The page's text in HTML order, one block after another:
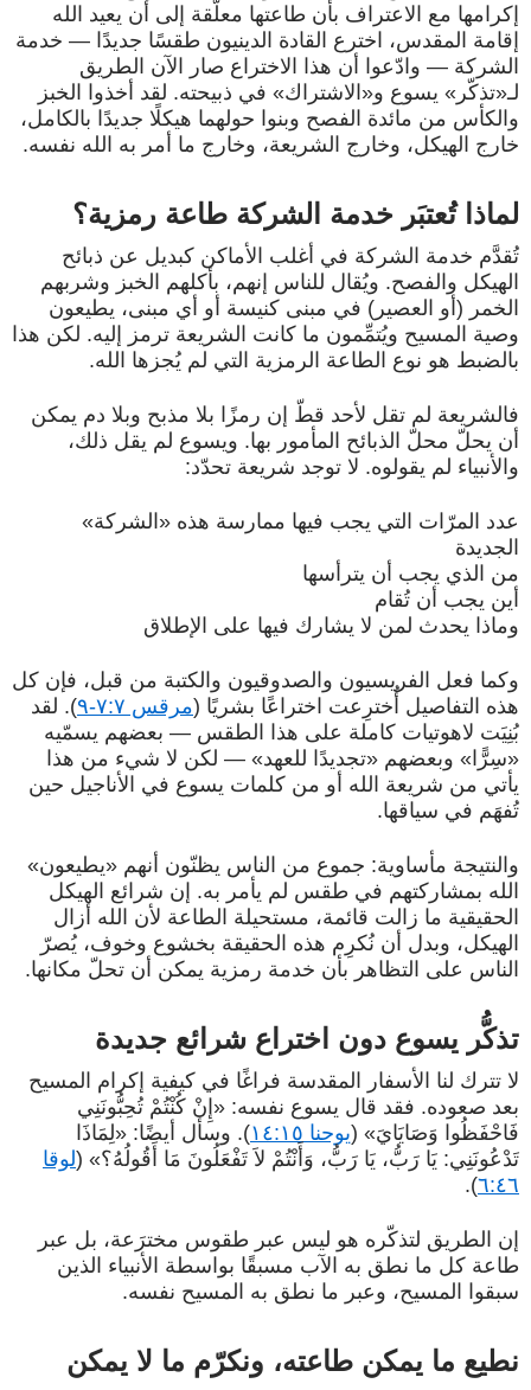
إكرامها مع الاعتراف بأن طاعتها معلّقة إلى أن يعيد الله
إقامة المقدس، اخترع القادة الدينيون طقسًا جديدًا — خدمة
الشركة — وادّعوا أن هذا الاختراع صار الآن الطريق
لـ«تذكّر» يسوع و«الاشتراك» في ذبيحته. لقد أخذوا الخبز
والكأس من مائدة الفصح وبنوا حولهما هيكلًا جديدًا بالكامل،
خارج الهيكل، وخارج الشريعة، وخارج ما أمر به الله نفسه.
لماذا تُعتبَر خدمة الشركة طاعة رمزية؟
تُقدَّم خدمة الشركة في أغلب الأماكن كبديل عن ذبائح
الهيكل والفصح. ويُقال للناس إنهم، بأكلهم الخبز وشربهم
الخمر (أو العصير) في مبنى كنيسة أو أي مبنى، يطيعون
وصية المسيح ويُتمِّمون ما كانت الشريعة ترمز إليه. لكن هذا
بالضبط هو نوع الطاعة الرمزية التي لم يُجزها الله.
فالشريعة لم تقل لأحد قطّ إن رمزًا بلا مذبح وبلا دم يمكن
أن يحلّ محلّ الذبائح المأمور بها. ويسوع لم يقل ذلك،
والأنبياء لم يقولوه. لا توجد شريعة تحدّد:
عدد المرّات التي يجب فيها ممارسة هذه «الشركة»
الجديدة
من الذي يجب أن يترأسها
أين يجب أن تُقام
وماذا يحدث لمن لا يشارك فيها على الإطلاق
وكما فعل الفريسيون والصدوقيون والكتبة من قبل، فإن كل
هذه التفاصيل أُخترِعت اختراعًا بشريًا (مرقس ٧:٧-٩
). لقد
بُنِيَت لاهوتيات كاملة على هذا الطقس — بعضهم يسمّيه
«سِرًّا» وبعضهم «تجديدًا للعهد» — لكن لا شيء من هذا
يأتي من شريعة الله أو من كلمات يسوع في الأناجيل حين
تُفهَم في سياقها.
والنتيجة مأساوية: جموع من الناس يظنّون أنهم «يطيعون»
الله بمشاركتهم في طقس لم يأمر به. إن شرائع الهيكل
الحقيقية ما زالت قائمة، مستحيلة الطاعة لأن الله أزال
الهيكل، وبدل أن نُكرِم هذه الحقيقة بخشوع وخوف، يُصرّ
الناس على التظاهر بأن خدمة رمزية يمكن أن تحلّ مكانها.
تذكُّر يسوع دون اختراع شرائع جديدة
لا تترك لنا الأسفار المقدسة فراغًا في كيفية إكرام المسيح
بعد صعوده. فقد قال يسوع نفسه: «إِنْ كُنْتُمْ تُحِبُّونَنِي
فَاحْفَظُوا وَصَايَايَ» (يوحنا ١٤:١٥
). وسأل أيضًا: «لِمَاذَا
تَدْعُونَنِي: يَا رَبُّ، يَا رَبُّ، وَأَنْتُمْ لاَ تَفْعَلُونَ مَا أَقُولُهُ؟» (لوقا
٦:٤٦).
إن الطريق لتذكّره هو ليس عبر طقوس مخترَعة، بل عبر
طاعة كل ما نطق به الآب مسبقًا بواسطة الأنبياء الذين
سبقوا المسيح، وعبر ما نطق به المسيح نفسه.
نطيع ما يمكن طاعته، ونكرّم ما لا يمكن